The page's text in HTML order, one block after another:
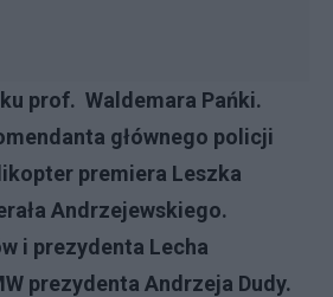
prof. Waldemara Pańki.
głównego policji
premiera Leszka
Andrzejewskiego.
i prezydenta Lecha
prezydenta Andrzeja Dudy.